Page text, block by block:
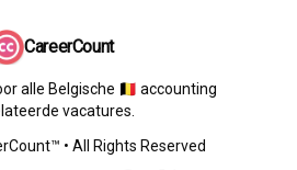
CareerCount
alle Belgische 🇧🇪 accounting
vacatures.
™ • All Rights Reserved